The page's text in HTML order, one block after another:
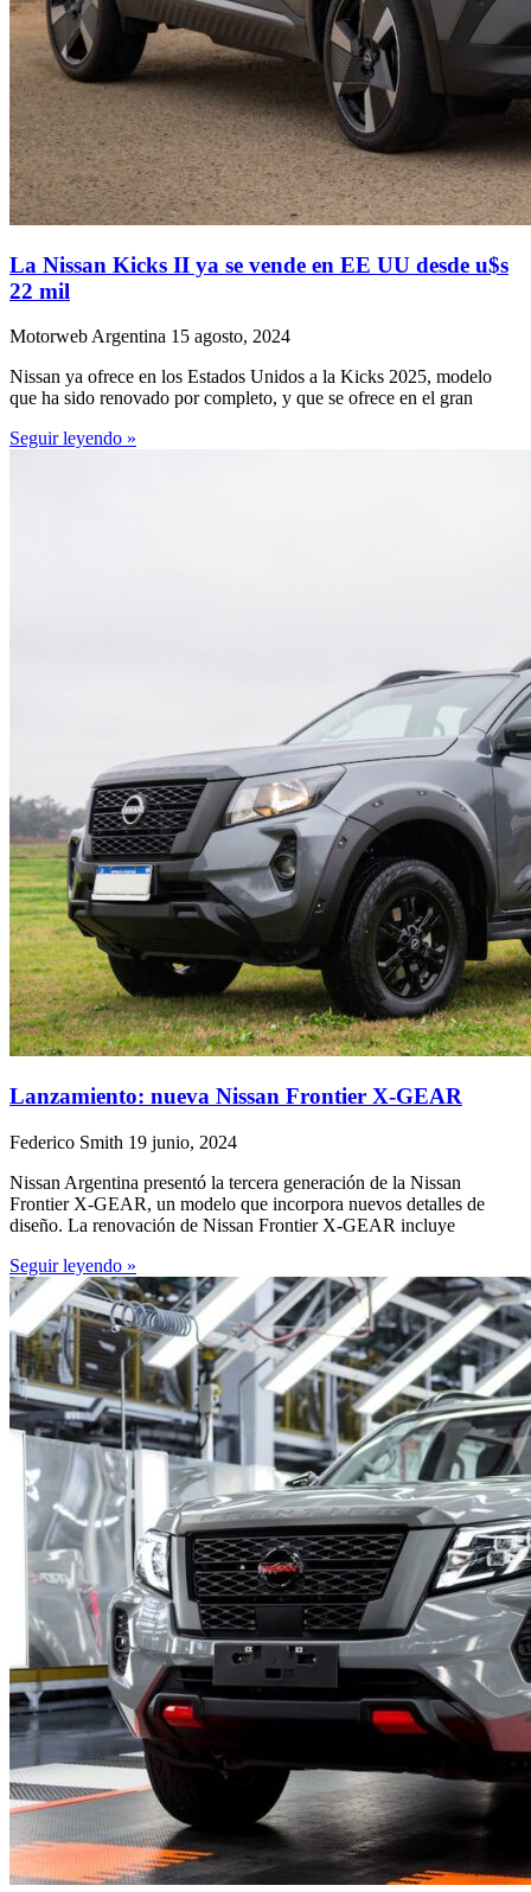
La Nissan Kicks II ya se vende en EE UU desde u$s
22 mil
Motorweb Argentina 15 agosto, 2024
Nissan ya ofrece en los Estados Unidos a la Kicks 2025, modelo
que ha sido renovado por completo, y que se ofrece en el gran
Seguir leyendo »
Lanzamiento: nueva Nissan Frontier X-GEAR
Federico Smith 19 junio, 2024
Nissan Argentina presentó la tercera generación de la Nissan
Frontier X-GEAR, un modelo que incorpora nuevos detalles de
diseño. La renovación de Nissan Frontier X-GEAR incluye
Seguir leyendo »